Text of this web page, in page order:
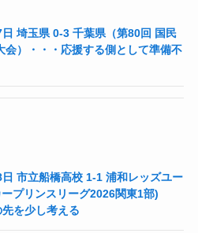
日 埼玉県 0-3 千葉県（第80回 国民
会）・・・応援する側として準備不
日 市立船橋高校 1-1 浦和レッズユー
プリンスリーグ2026関東1部)
を少し考える